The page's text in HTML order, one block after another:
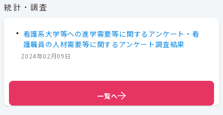
統計・調査
看護系大学等への進学需要等に関するアンケート・看
護職員の人材需要等に関するアンケート調査結果
2024年02月09日
一覧へ
一覧へ